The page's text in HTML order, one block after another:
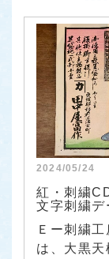
2024/05/24
紅・刺繍
文字刺繍デ
Ｅー刺繍
は、大黒